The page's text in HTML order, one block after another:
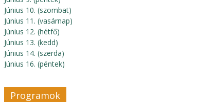
Június 10. (szombat)
Június 11. (vasárnap)
Június 12. (hétfő)
Június 13. (kedd)
Június 14. (szerda)
Június 16. (péntek)
Programok